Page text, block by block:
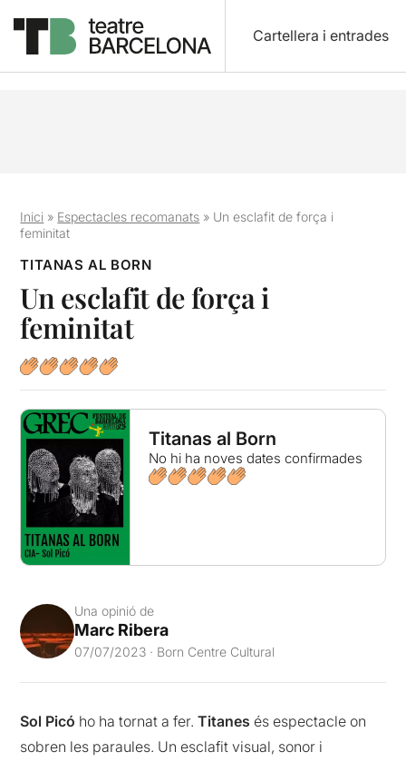
Cartellera i entrades
Inici » Espectacles recomanats » Un esclafit de força i
feminitat
TITANAS AL BORN
Un esclafit de força i
feminitat
Titanas al Born
No hi ha noves dates confirmades
Una opinió de
Marc Ribera
07/07/2023 · Born Centre Cultural
Sol Picó ho ha tornat a fer.Titanes és espectacle on
sobren les paraules. Un esclafit visual, sonor i